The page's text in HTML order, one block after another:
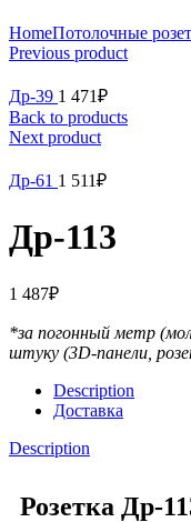
HomeПотолочные
Previous product
Др-39 1 471₽
Back to products
Next product
Др-61 1 511₽
Др-113
1 487₽
*за погонный метр
штуку (3D-панели,
Description
Доставка
Description
Розетка Др-